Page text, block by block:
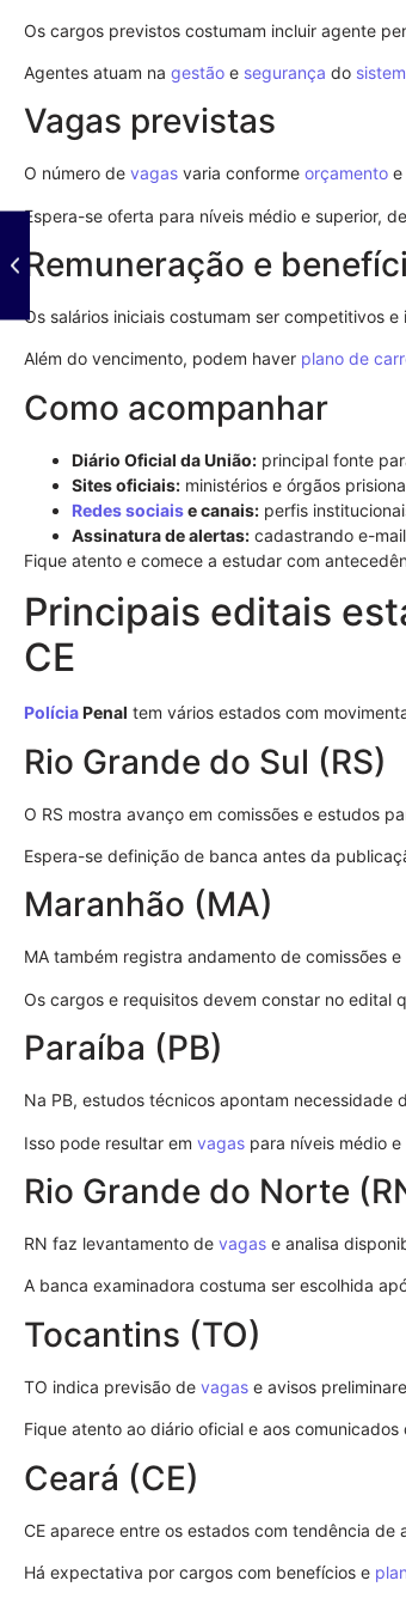
Os cargos previstos costumam incluir agente
Agentes atuam na gestão e segurança do
Vagas previstas
O número de vagas varia conforme orçamento e
Espera-se oferta para níveis médio e superior,
Remuneração e
Os salários iniciais costumam ser competitivos
Além do vencimento, podem haver plano de
Como acompanhar
Diário Oficial da União: principal fonte
Sites oficiais: ministérios e órgãos
Redes sociaise canais: perfis
Assinatura de alertas: cadastrando e-
Fique atento e comece a estudar com
Principais editais
CE
PolíciaPenal tem vários estados com
Rio Grande do Sul (RS)
O RS mostra avanço em comissões e estudos
Espera-se definição de banca antes da
Maranhão (MA)
MA também registra andamento de comissões
Os cargos e requisitos devem constar no edital
Paraíba (PB)
Na PB, estudos técnicos apontam necessidade
Isso pode resultar em vagas para níveis médio e
Rio Grande do Norte
RN faz levantamento de vagas e analisa
A banca examinadora costuma ser escolhida
Tocantins (TO)
TO indica previsão de vagas e avisos
Fique atento ao diário oficial e aos comunicados
Ceará (CE)
CE aparece entre os estados com tendência de
Há expectativa por cargos com benefícios e